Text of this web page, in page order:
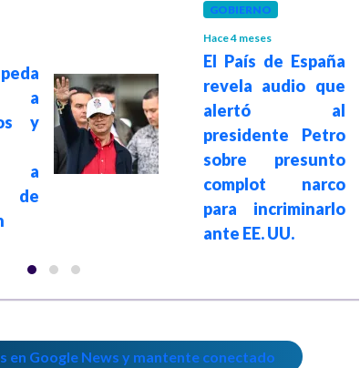
a
y
a
de
GOBIERNO
Hace 4 meses
El País de España
revela audio que
alertó al
presidente Petro
sobre presunto
complot narco
para incriminarlo
ante EE. UU.
en Google News y mantente conectado